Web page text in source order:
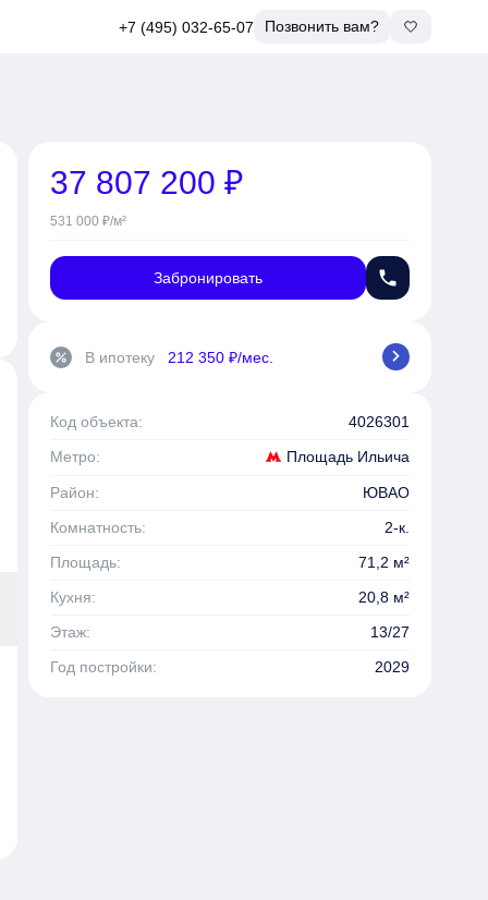
+7 (495) 032-65-07 Позвонить вам?
37 807 200 ₽
531 000 ₽/м²
Забронировать phone
percent В ипотеку 212 350 ₽/мес. chevron_right
Код объекта: 4026301
Метро: Площадь Ильича
Район:
ЮВАО
Комнатность:
2-к.
Площадь:
71,2 м²
Кухня:
20,8 м²
Этаж:
13/27
Год постройки:
2029